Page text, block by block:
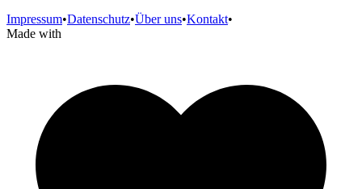
Impressum•Datenschutz•Über uns•Kontakt•
Made with